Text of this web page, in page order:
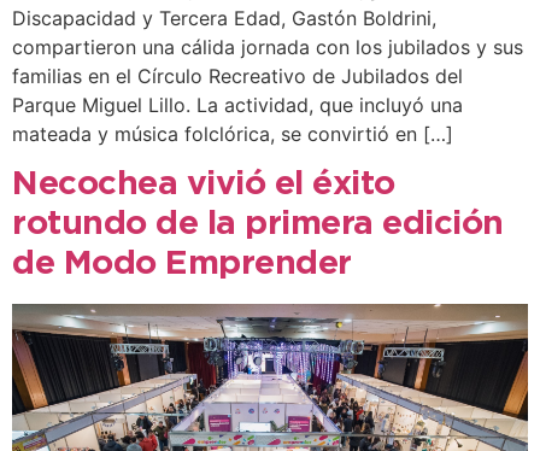
Discapacidad y Tercera Edad, Gastón Boldrini,
compartieron una cálida jornada con los jubilados y sus
familias en el Círculo Recreativo de Jubilados del
Parque Miguel Lillo. La actividad, que incluyó una
mateada y música folclórica, se convirtió en […]
Necochea vivió el éxito
rotundo de la primera edición
de Modo Emprender